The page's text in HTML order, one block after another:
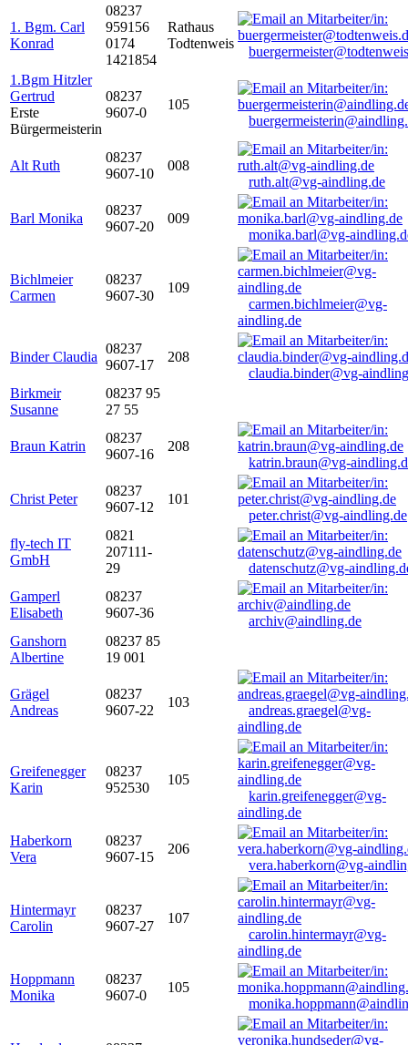
1. Bgm. Carl
Konrad
08237
959156
0174
1421854
Rathaus
Todtenweis
1.Bgm Hitzler
Gertrud
Erste
Bürgermeisterin
08237
9607-0
105
Alt Ruth
08237
9607-10
008
ruth.alt@vg-aindling.de
Barl Monika
08237
9607-20
009
monika.barl@vg-
Bichlmeier
Carmen
08237
9607-30
109
carmen.bichlmeier@vg-
aindling.de
Binder Claudia
08237
9607-17
208
claudia.binder@vg-
Birkmeir
Susanne
08237 95
27 55
Braun Katrin
08237
9607-16
208
katrin.braun@vg-
Christ Peter
08237
9607-12
101
peter.christ@vg-aindling.de
fly-tech IT
GmbH
0821
207111-
29
datenschutz@vg-
Gamperl
Elisabeth
08237
9607-36
archiv@aindling.de
Ganshorn
Albertine
08237 85
19 001
Grägel
Andreas
08237
9607-22
103
andreas.graegel@vg-
aindling.de
Greifenegger
Karin
08237
952530
105
karin.greifenegger@vg-
aindling.de
Haberkorn
Vera
08237
9607-15
206
vera.haberkorn@vg-
Hintermayr
Carolin
08237
9607-27
107
carolin.hintermayr@vg-
aindling.de
Hoppmann
Monika
08237
9607-0
105